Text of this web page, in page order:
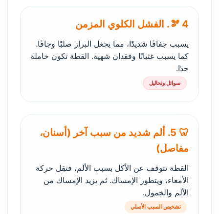
🫘 4. الفشل الكلوي المزمن
يسبب جفافًا شديدًا، مما يجعل البراز صلبًا وجافًا.
كما يسبب غثيانًا وفقدان شهية. القطة تكون خاملة
جدًا.
سوائل وتحاليل
🦷 5. ألم شديد من سبب آخر (أسنان،
مفاصل)
القطة تتوقف عن الأكل بسبب الألم، فتقِل حركة
الأمعاء، ويتطور الإمساك. ثم يزيد الإمساك من
الألم والخمول.
تشخيص السبب الأصلي